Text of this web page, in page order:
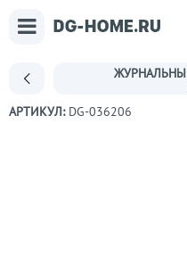
АРТИКУЛ: DG-036206